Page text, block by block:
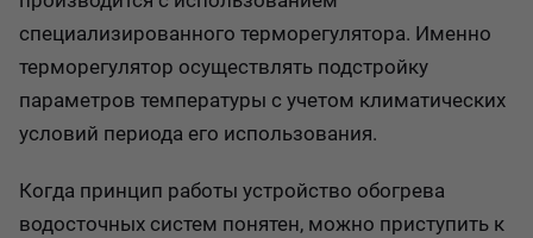
специализированного терморегулятора. Именно
терморегулятор осуществлять подстройку
параметров температуры с учетом климатических
условий периода его использования.
Когда принцип работы устройство обогрева
водосточных систем понятен, можно приступить к